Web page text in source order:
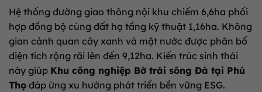
Hệ thống đường giao thông nội khu chiếm 6,6ha phối
hợp đồng bộ cùng đất hạ tầng kỹ thuật 1,16ha. Không
gian cảnh quan cây xanh và mặt nước được phân bổ
diện tích rộng rãi lên đến 9,12ha. Kiến trúc sinh thái
này giúp Khu công nghiệp Bờ trái sông Đà tại Phú
Thọ đáp ứng xu hướng phát triển bền vững ESG.